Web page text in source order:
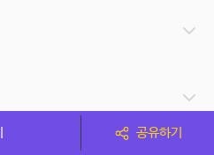
공유하기
신판매의 당사자가 아닙니다. 따라서 스페이스클